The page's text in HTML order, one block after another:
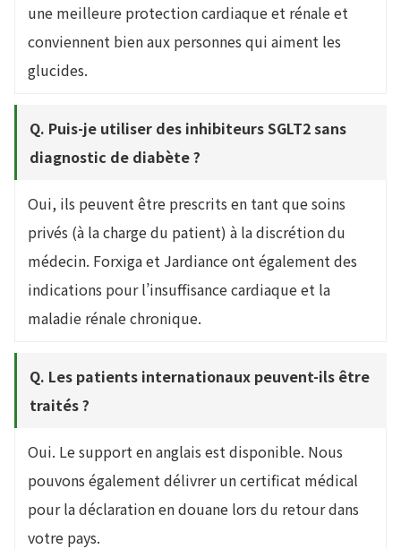
une meilleure protection cardiaque et rénale et
conviennent bien aux personnes qui aiment les
glucides.
Q. Puis-je utiliser des inhibiteurs SGLT2 sans
diagnostic de diabète ?
Oui, ils peuvent être prescrits en tant que soins
privés (à la charge du patient) à la discrétion du
médecin. Forxiga et Jardiance ont également des
indications pour l’insuffisance cardiaque et la
maladie rénale chronique.
Q. Les patients internationaux peuvent-ils être
traités ?
Oui. Le support en anglais est disponible. Nous
pouvons également délivrer un certificat médical
pour la déclaration en douane lors du retour dans
votre pays.